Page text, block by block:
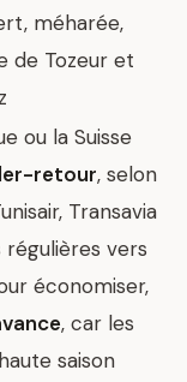
méharée,
de Tozeur et
ou la Suisse
retour, selon
Transavia
vers
économiser,
, car les
saison